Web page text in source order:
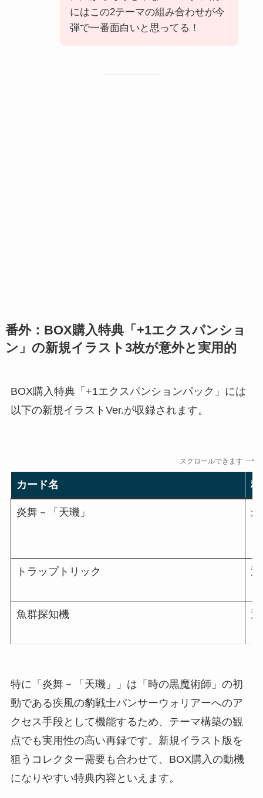
にはこの2テーマの組み合わせが今
弾で一番面白いと思ってる！
番外：BOX購入特典「+1エクスパンショ
ン」の新規イラスト3枚が意外と実用的
BOX購入特典「+1エクスパンションパック」には
以下の新規イラストVer.が収録されます。
スクロールできます
カード名
炎舞－「天璣」
トラップトリック
魚群探知機
特に「炎舞－「天璣」」は「時の黒魔術師」の初
動である疾風の豹戦士パンサーウォリアーへのア
クセス手段として機能するため、テーマ構築の観
点でも実用性の高い再録です。新規イラスト版を
狙うコレクター需要も合わせて、BOX購入の動機
になりやすい特典内容といえます。